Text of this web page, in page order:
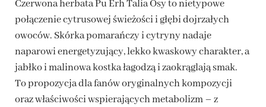
Czerwona herbata Pu Erh Talia Osy to nietypowe
połączenie cytrusowej świeżości i głębi dojrzałych
owoców. Skórka pomarańczy i cytryny nadaje
naparowi energetyzujący, lekko kwaskowy charakter, a
jabłko i malinowa kostka łagodzą i zaokrąglają smak.
To propozycja dla fanów oryginalnych kompozycji
oraz właściwości wspierających metabolizm – z